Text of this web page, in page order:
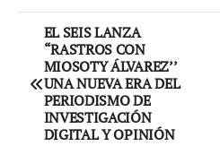
Navegación
de
entradas
EL SEIS LANZA
“RASTROS CON
MIOSOTY ÁLVAREZ’’
UNA NUEVA ERA DEL
PERIODISMO DE
INVESTIGACIÓN
DIGITAL Y OPINIÓN